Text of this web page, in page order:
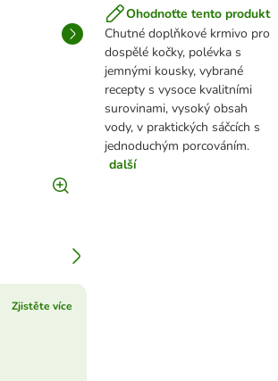
Ohodnoťte tento produkt
Chutné doplňkové krmivo pro
dospělé kočky, polévka s
jemnými kousky, vybrané
recepty s vysoce kvalitními
surovinami, vysoký obsah
vody, v praktických sáčcích s
jednoduchým porcováním.
další
Zjistěte více